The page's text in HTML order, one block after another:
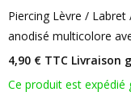
Piercing Lèvre /
anodisé multicolore
4,90 € TTC Livraison
Ce produit est